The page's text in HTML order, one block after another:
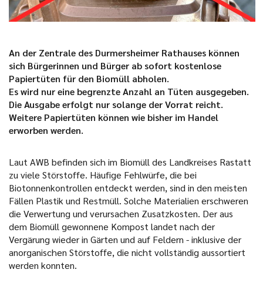
An der Zentrale des Durmersheimer Rathauses können
sich Bürgerinnen und Bürger ab sofort kostenlose
Papiertüten für den Biomüll abholen.
Es wird nur eine begrenzte Anzahl an Tüten ausgegeben.
Die Ausgabe erfolgt nur solange der Vorrat reicht.
Weitere Papiertüten können wie bisher im Handel
erworben werden.
Laut AWB befinden sich im Biomüll des Landkreises Rastatt
zu viele Störstoffe. Häufige Fehlwürfe, die bei
Biotonnenkontrollen entdeckt werden, sind in den meisten
Fällen Plastik und Restmüll. Solche Materialien erschweren
die Verwertung und verursachen Zusatzkosten. Der aus
dem Biomüll gewonnene Kompost landet nach der
Vergärung wieder in Gärten und auf Feldern - inklusive der
anorganischen Störstoffe, die nicht vollständig aussortiert
werden konnten.